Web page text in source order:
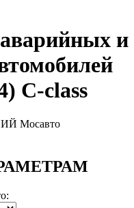
и
C-class
Мосавто